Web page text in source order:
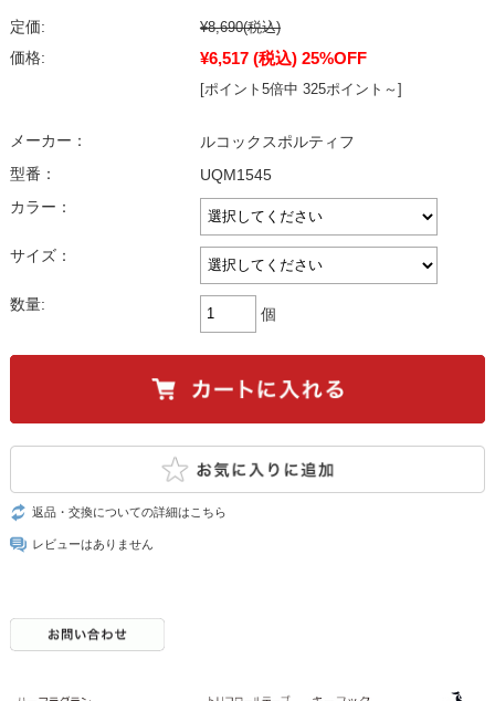
定価: ¥8,690(税込)
価格:
¥6,517 (税込) 25%OFF
[ポイント5倍中 325ポイント～]
メーカー：
ルコックスポルティフ
型番：
UQM1545
カラー：
サイズ：
数量:
個
返品・交換についての詳細はこちら
レビューはありません